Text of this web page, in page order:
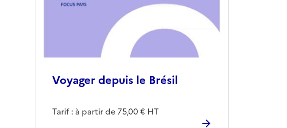
Voyager depuis le Brésil
Tarif : à partir de 75,00 € HT